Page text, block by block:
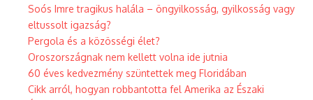
Soós Imre tragikus halála – öngyilkosság, gyilkosság vagy
eltussolt igazság?
Pergola és a közösségi élet?
Oroszországnak nem kellett volna ide jutnia
60 éves kedvezmény szüntettek meg Floridában
Cikk arról, hogyan robbantotta fel Amerika az Északi